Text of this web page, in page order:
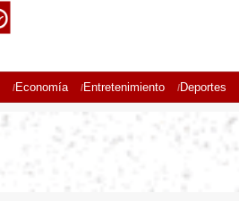
Economía Entretenimiento Deportes